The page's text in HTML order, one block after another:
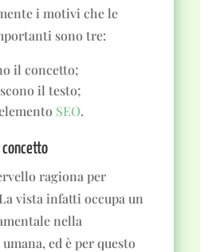
i motivi che le
sono tre:
il concetto;
il testo;
SEO.
concetto
ragiona per
vista infatti occupa un
nella
ed è per questo